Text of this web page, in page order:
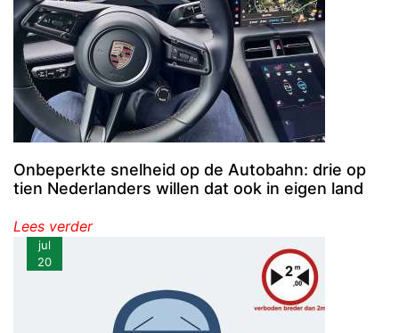
Onbeperkte snelheid op de Autobahn: drie op
tien Nederlanders willen dat ook in eigen land
Lees verder
jul
20